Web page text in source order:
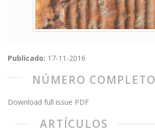
Publicado: 17-11-2016
NÚMERO COMPLETO
Download full issue PDF
ARTÍCULOS